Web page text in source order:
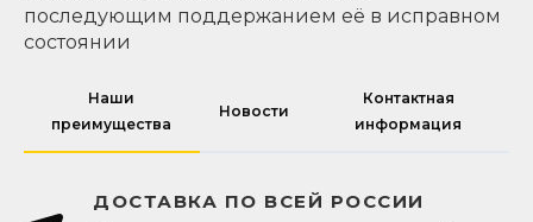
последующим поддержанием её в исправном
состоянии
Наши
преимущества
Новости
Контактная
информация
ДОСТАВКА ПО ВСЕЙ РОССИИ